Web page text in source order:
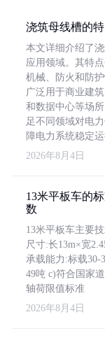
浇筑母线槽的
本文详细介绍了
应用领域。其特
机械、防火和防
广泛用于商业建
和数据中心等场
足不同领域对电
障电力系统稳定运
2026年8月4日
13米平板车的
数
13米平板车主要
尺寸:长13m×宽
承载能力:标载30-
49吨 c)符合国家
轴荷限值标准
2026年8月4日